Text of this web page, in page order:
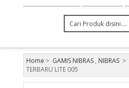
Home > GAMIS NIBRAS, NIBRAS >
TERBARU LITE 005